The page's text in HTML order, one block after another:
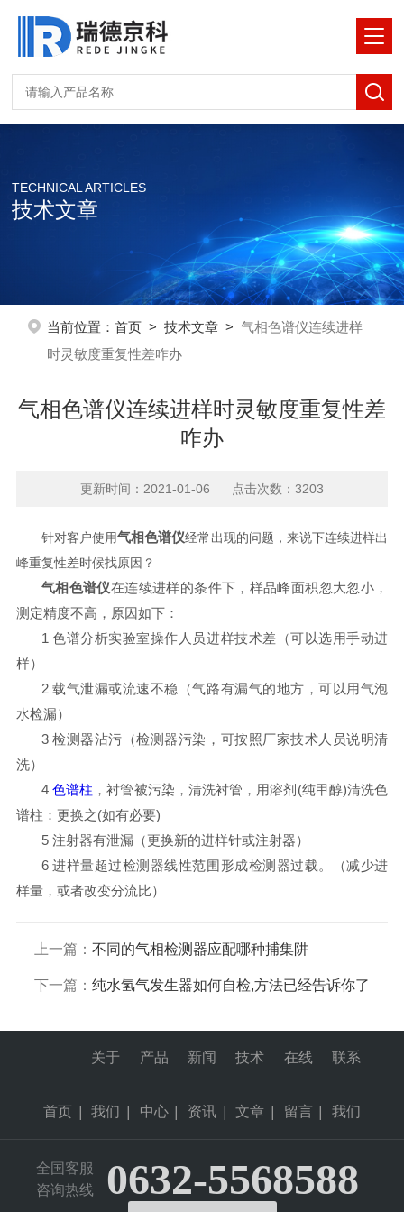
TECHNICAL ARTICLES
技术文章
当前位置： 首页> 技术文章> 气相色谱仪连续进样
时灵敏度重复性差咋办
气相色谱仪连续进样时灵敏度重复性差
咋办
更新时间：2021-01-06 点击次数：3203
针对客户使用气相色谱仪经常出现的问题，来说下连续进样出
峰重复性差时候找原因？
气相色谱仪在连续进样的条件下，样品峰面积忽大忽小，
测定精度不高，原因如下：
1 色谱分析实验室操作人员进样技术差（可以选用手动进
样）
2 载气泄漏或流速不稳（气路有漏气的地方，可以用气泡
水检漏）
3 检测器沾污（检测器污染，可按照厂家技术人员说明清
洗）
4色谱柱 ，衬管被污染，清洗衬管，用溶剂(纯甲醇)清洗色
谱柱：更换之(如有必要)
5 注射器有泄漏（更换新的进样针或注射器）
6 进样量超过检测器线性范围形成检测器过载。（减少进
样量，或者改变分流比）
上一篇： 不同的气相检测器应配哪种捕集阱
下一篇： 纯水氢气发生器如何自检,方法已经告诉你了
首页
关于
我们
产品
中心
新闻
资讯
技术
文章
在线
留言
联系
我们
全国客服
咨询热线
0632-5568588